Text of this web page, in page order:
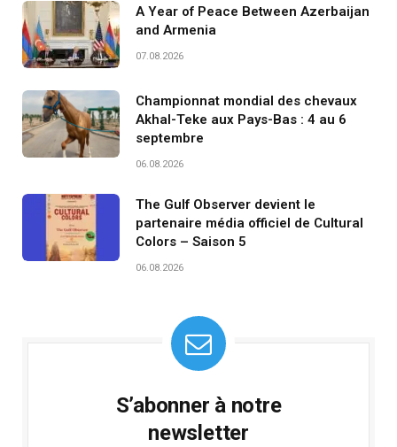
A Year of Peace Between Azerbaijan
and Armenia
07.08.2026
Championnat mondial des chevaux
Akhal-Teke aux Pays-Bas : 4 au 6
septembre
06.08.2026
The Gulf Observer devient le
partenaire média officiel de Cultural
Colors – Saison 5
06.08.2026
S’abonner à notre
newsletter